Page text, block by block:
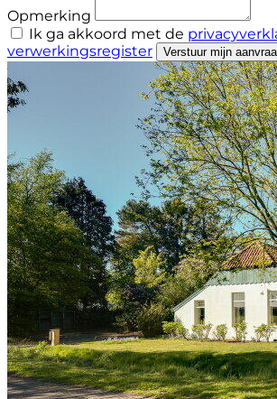
Opmerking
Ik ga akkoord met de
verwerkingsregister
Verstuur mijn